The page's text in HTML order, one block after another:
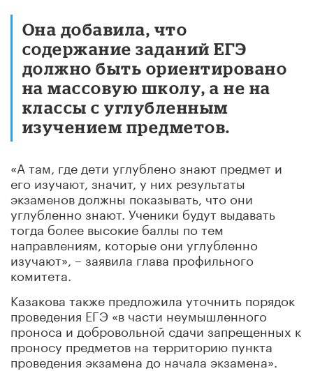
Она добавила, что
содержание заданий ЕГЭ
должно быть ориентировано
на массовую школу, а не на
классы с углубленным
изучением предметов.
«А там, где дети углублено знают предмет и
его изучают, значит, у них результаты
экзаменов должны показывать, что они
углубленно знают. Ученики будут выдавать
тогда более высокие баллы по тем
направлениям, которые они углубленно
изучают», – заявила глава профильного
комитета.
Казакова также предложила уточнить порядок
проведения ЕГЭ «в части неумышленного
проноса и добровольной сдачи запрещенных к
проносу предметов на территорию пункта
проведения экзамена до начала экзамена».